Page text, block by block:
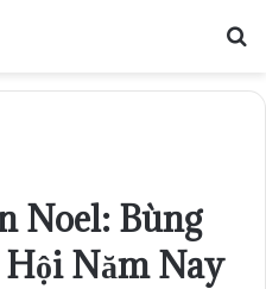
Noel: Bùng
Hội Năm Nay